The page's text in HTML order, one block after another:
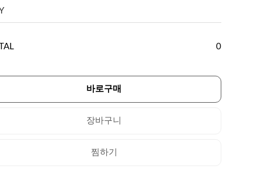
0
바로구매
장바구니
찜하기